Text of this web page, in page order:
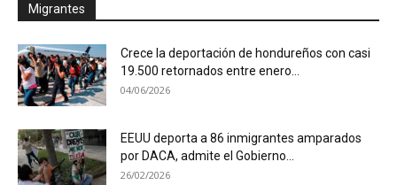
Migrantes
Crece la deportación de hondureños con casi
19.500 retornados entre enero...
04/06/2026
EEUU deporta a 86 inmigrantes amparados
por DACA, admite el Gobierno...
26/02/2026